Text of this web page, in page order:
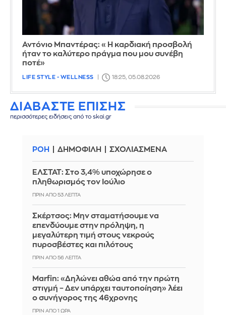
Αντόνιο Μπαντέρας: «Η καρδιακή προσβολή
ήταν το καλύτερο πράγμα που μου συνέβη
ποτέ»
LIFE STYLE - WELLNESS 18:25, 05.08.2026
ΔΙΑΒΑΣΤΕ ΕΠΙΣΗΣ
περισσότερες ειδήσεις από το skai.gr
ΡΟΗ ΔΗΜΟΦΙΛΗ ΣΧΟΛΙΑΣΜΕΝΑ
ΕΛΣΤΑΤ: Στο 3,4% υποχώρησε ο
πληθωρισμός τον Ιούλιο
ΠΡΙΝ ΑΠΌ 53 ΛΕΠΤΆ
Σκέρτσος: Μην σταματήσουμε να
επενδύουμε στην πρόληψη, η
μεγαλύτερη τιμή στους νεκρούς
πυροσβέστες και πιλότους
ΠΡΙΝ ΑΠΌ 56 ΛΕΠΤΆ
Marfin: «Δηλώνει αθώα από την πρώτη
στιγμή – Δεν υπάρχει ταυτοποίηση» λέει
ο συνήγορος της 46χρονης
ΠΡΙΝ ΑΠΌ 1 ΏΡΑ